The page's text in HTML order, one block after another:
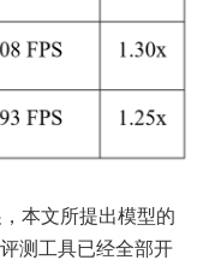
本文所提出模型的
测工具已经全部开